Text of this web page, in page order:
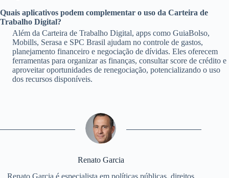
Quais aplicativos podem complementar o uso da Carteira de
Trabalho Digital?
Além da Carteira de Trabalho Digital, apps como GuiaBolso,
Mobills, Serasa e SPC Brasil ajudam no controle de gastos,
planejamento financeiro e negociação de dívidas. Eles oferecem
ferramentas para organizar as finanças, consultar score de crédito e
aproveitar oportunidades de renegociação, potencializando o uso
dos recursos disponíveis.
Renato Garcia